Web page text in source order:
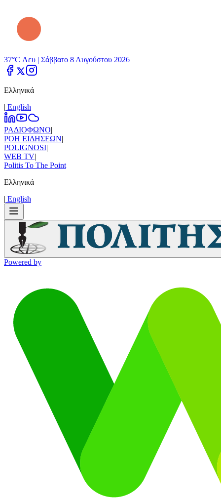
37°C Λευ | Σάββατο 8 Αυγούστου 2026
Ελληνικά
| Εnglish
ΡΑΔΙΟΦΩΝΟ|
ΡΟΗ ΕΙΔΗΣΕΩΝ|
POLIGNOSI|
WEB TV|
Politis To The Point
Ελληνικά
| Εnglish
Powered by